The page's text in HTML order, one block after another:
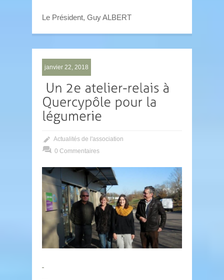
Le Président, Guy ALBERT
janvier 22, 2018
Actualités de l'association
0 Commentaires